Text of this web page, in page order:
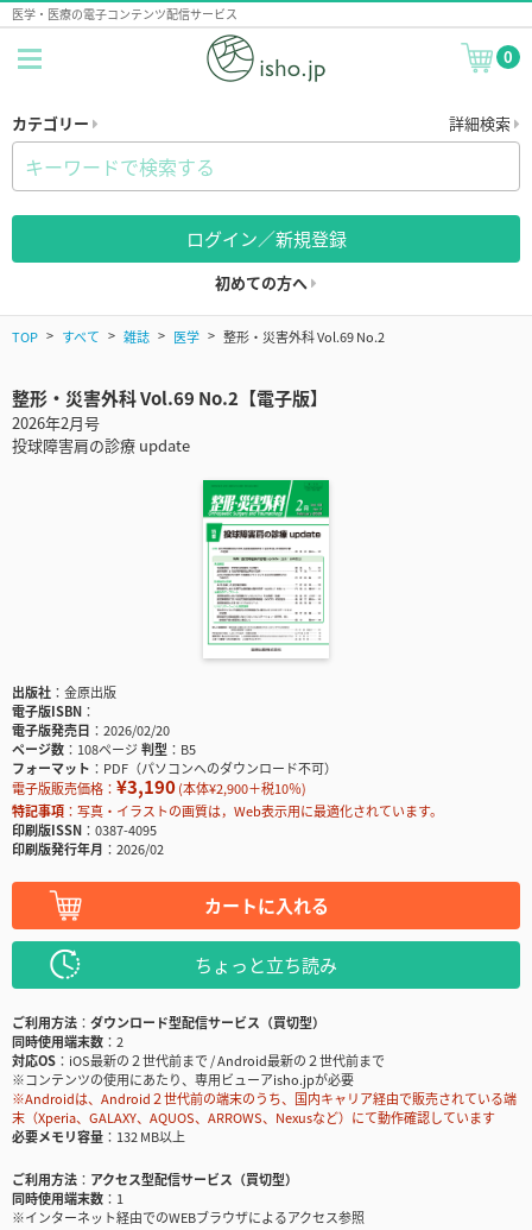
医学・医療の電子コンテンツ配信サービス
0
カテゴリー 詳細検索
ログイン／新規登録
初めての方へ
TOP すべて 雑誌 医学 整形・災害外科 Vol.69 No.2
整形・災害外科 Vol.69 No.2【電子版】
2026年2月号
投球障害肩の診療 update
出版社
金原出版
電子版ISBN
電子版発売日
2026/02/20
ページ数
108ページ判型
B5
フォーマット
PDF（パソコンへのダウンロード不可）
電子版販売価格： ¥3,190(本体¥2,900＋税10％)
特記事項
写真・イラストの画質は，Web表示用に最適化されています。
印刷版ISSN
0387-4095
印刷版発行年月
2026/02
カートに入れる
ちょっと立ち読み
ご利用方法
ダウンロード型配信サービス（買切型）
同時使用端末数
2
対応OS
iOS最新の２世代前まで / Android最新の２世代前まで
※コンテンツの使用にあたり、専用ビューアisho.jpが必要
※Androidは、Android２世代前の端末のうち、国内キャリア経由で販売されている端
末（Xperia、GALAXY、AQUOS、ARROWS、Nexusなど）にて動作確認しています
必要メモリ容量
132 MB以上
ご利用方法
アクセス型配信サービス（買切型）
同時使用端末数
1
※インターネット経由でのWEBブラウザによるアクセス参照